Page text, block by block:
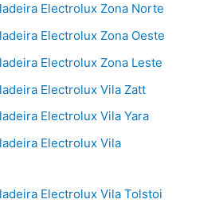
Electrolux Zona Norte
Electrolux Zona Oeste
Electrolux Zona Leste
Electrolux Vila Zatt
Electrolux Vila Yara
Electrolux Vila
Electrolux Vila Tolstoi